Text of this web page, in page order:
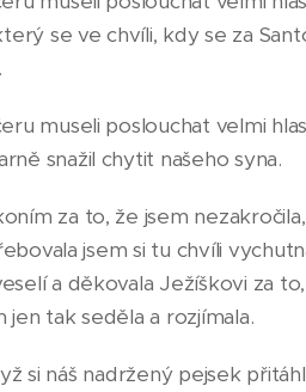
se ve chvíli, kdy se za
museli poslouchat velmi
snažil chytit našeho syna.
za to, že jsem
jsem si tu chvíli
a děkovala Ježíškovi za
jen tak seděla a rozjímala.
si náš nadržený pejsek